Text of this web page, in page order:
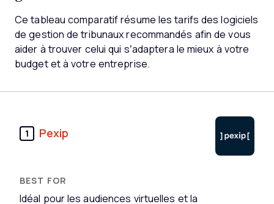
Ce tableau comparatif résume les tarifs des logiciels
de gestion de tribunaux recommandés afin de vous
aider à trouver celui qui s’adaptera le mieux à votre
budget et à votre entreprise.
1 Pexip
Idéal pour les audiences virtuelles et la